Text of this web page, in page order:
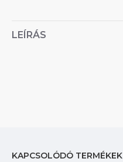
LEÍRÁS
KAPCSOLÓDÓ TERMÉKEK